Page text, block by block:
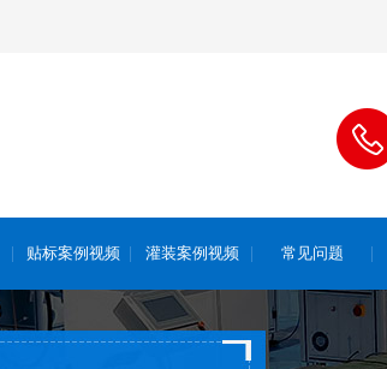
贴标案例视频 灌装案例视频 常见问题